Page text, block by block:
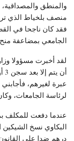
والمنطق والمصداقية،
منصف بلخياط الذي
فقد كان ناجحا في
الجامعي بمضاعفة
لقد أخبرت مسؤولا
عبرة لغيرهم،
لرئاسة الجامعات،
عندما دفعت للمكلف
درهم ضدا على